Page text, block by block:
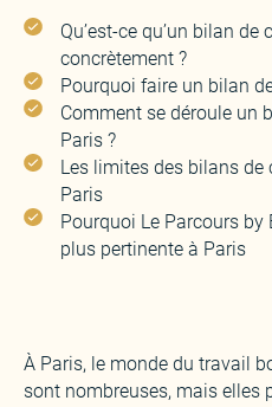
Qu’est-ce qu’un bilan
concrètement ?
Pourquoi faire un bilan
Comment se déroule un
Paris ?
Les limites des bilans
Paris
Pourquoi Le Parcours by
plus pertinente à Paris
À Paris, le monde du travail
sont nombreuses, mais elles